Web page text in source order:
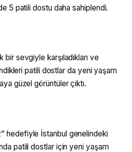
5 patili dostu daha sahiplendi.
bir sevgiyle karşıladıkları ve
patili dostlar da yeni yaşam
güzel görüntüler çıktı.
hedefiyle İstanbul genelindeki
patili dostlar için yeni yaşam